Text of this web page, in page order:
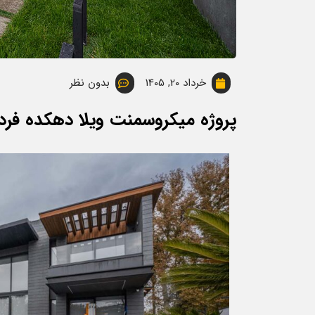
خرداد 20, 1405 بدون نظر
پروژه میکروسمنت ویلا دهکده